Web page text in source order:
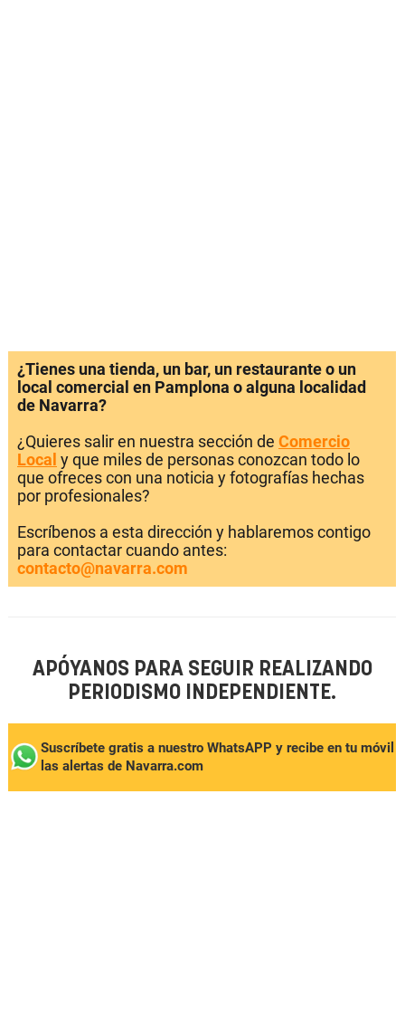
¿Tienes una tienda, un bar, un restaurante o un
local comercial en Pamplona o alguna localidad
de Navarra?
¿Quieres salir en nuestra sección de Comercio
Local y que miles de personas conozcan todo lo
que ofreces con una noticia y fotografías hechas
por profesionales?
Escríbenos a esta dirección y hablaremos contigo
para contactar cuando antes:
contacto@navarra.com
APÓYANOS PARA SEGUIR REALIZANDO
PERIODISMO INDEPENDIENTE.
Suscríbete gratis a nuestro WhatsAPP y recibe en tu móvil
las alertas de Navarra.com